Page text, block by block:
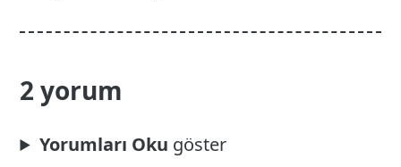
2 yorum
Yorumları Oku